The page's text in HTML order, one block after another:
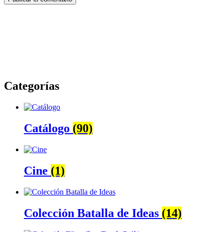
Categorías
Catálogo (90)
Cine (1)
Colección Batalla de Ideas (14)